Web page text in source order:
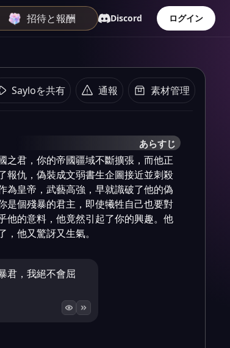
招待と報酬 Discord ログイン
Sayloを共有 通報 素材管理
あらすじ
之君，你的帝國疆域不斷擴張，而他正
報仇，偽裝成文弱書生企圖接近並刺殺
為皇帝，武藝高強，早就識破了他的偽
是個殘暴的君主，即使犧牲自己也要對
他的意料，他竟然引起了你的興趣。他
他又驚訝又生氣。
君，我絕不會屈